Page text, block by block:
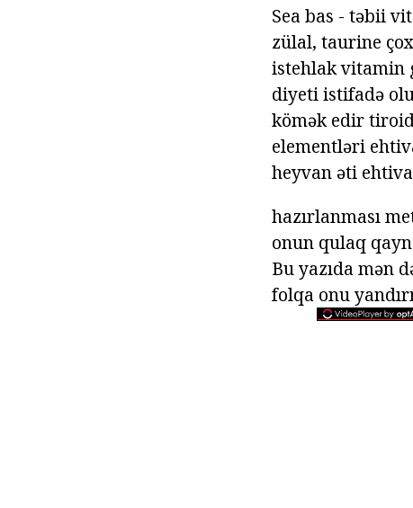
Sea bas - təbii
zülal, taurine
istehlak vitamin
diyeti istifadə
kömək edir
elementləri
heyvan əti
hazırlanması
onun qulaq
Bu yazıda mən
folqa onu